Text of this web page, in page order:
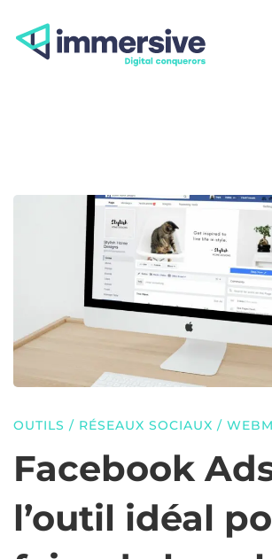
Facebook
Ads,
l’outil
idéal
pour
faire
OUTILS / RÉSEAUX SOCIAUX /
Facebook
l’outil idéal